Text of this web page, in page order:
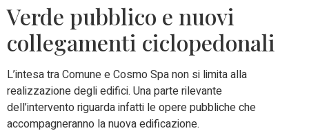
Verde pubblico e nuovi
collegamenti ciclopedonali
L’intesa tra Comune e Cosmo Spa non si limita alla
realizzazione degli edifici. Una parte rilevante
dell’intervento riguarda infatti le opere pubbliche che
accompagneranno la nuova edificazione.